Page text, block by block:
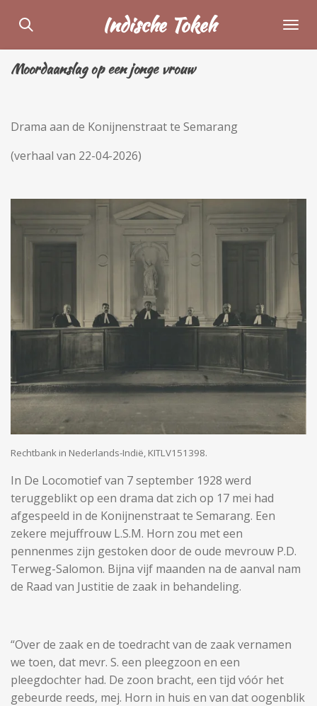
direct
naar
de
Indische Tokeh
Moordaanslag op een jonge vrouw
Drama aan de Konijnenstraat te Semarang
(verhaal van 22-04-2026)
Rechtbank in Nederlands-Indië, KITLV151398.
In De Locomotief van 7 september 1928 werd
teruggeblikt op een drama dat zich op 17 mei had
afgespeeld in de Konijnenstraat te Semarang. Een
zekere mejuffrouw L.S.M. Horn zou met een
pennenmes zijn gestoken door de oude mevrouw P.D.
Terweg-Salomon. Bijna vijf maanden na de aanval nam
de Raad van Justitie de zaak in behandeling.
“Over de zaak en de toedracht van de zaak vernamen
we toen, dat mevr. S. een pleegzoon en een
pleegdochter had. De zoon bracht, een tijd vóór het
gebeurde reeds, mej. Horn in huis en van dat oogenblik